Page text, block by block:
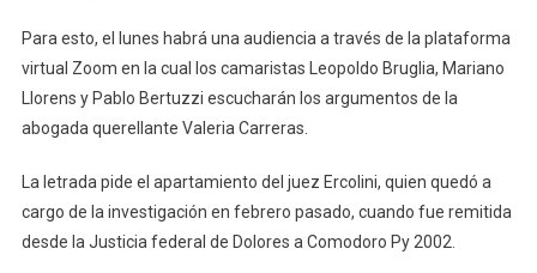
Para esto, el lunes habrá una audiencia a través de la plataforma
virtual Zoom en la cual los camaristas Leopoldo Bruglia, Mariano
Llorens y Pablo Bertuzzi escucharán los argumentos de la
abogada querellante Valeria Carreras.
La letrada pide el apartamiento del juez Ercolini, quien quedó a
cargo de la investigación en febrero pasado, cuando fue remitida
desde la Justicia federal de Dolores a Comodoro Py 2002.